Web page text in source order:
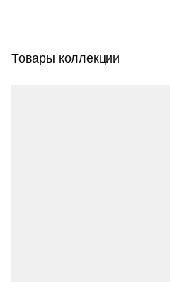
Товары коллекции